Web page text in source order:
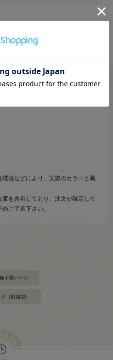
・・亜鉛
環境などにより、実際のカラーと異
庫を共有しており、注文が確定して
ご了承下さい。
手芸パーツ
（樹脂製）